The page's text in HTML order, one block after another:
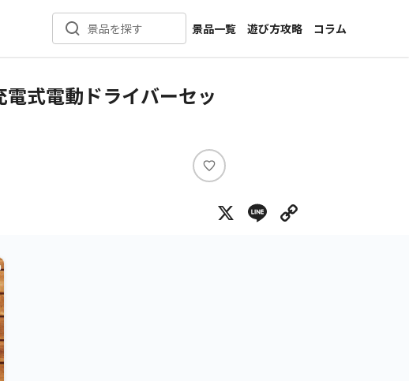
景品を探す
景品一覧
新着景品
遊び方攻略
コラム
インタビュー
式電動ドライバーセッ
い
ね
X Line